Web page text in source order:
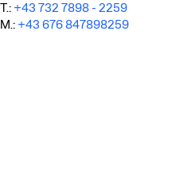
T.: +43 732 7898 - 2259
M.: +43 676 847898259